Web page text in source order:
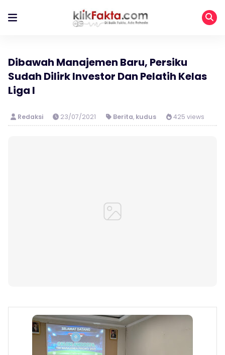
Dibawah Manajemen Baru, Persiku
Sudah Dilirk Investor Dan Pelatih Kelas
Liga I
Redaksi 23/07/2021 Berita, kudus 425 views